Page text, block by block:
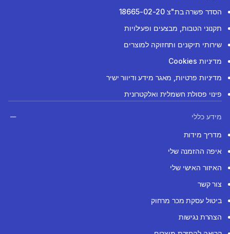
הסדר פשרה בת"צ 18665-02-20
תקנוני הטבות, מבצעים ופעילויות
שירותי תיקונים ותחזוקה למוצרים
מדיניות Cookies
מדיניות פרטיות, מאגר מידע ודיוור ישיר
פינוי פסולת חשמלית ואלקטרונית
מידע כללי
מדריך מידות
איפה ההזמנה שלי
האיזור האישי שלי
צור קשר
ביטול עסקת מכר מרחוק
הצהרת נגישות